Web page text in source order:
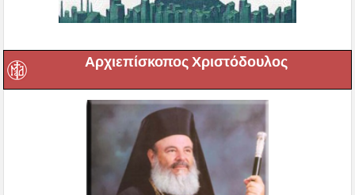
Αρχιεπίσκοπος Χριστόδουλος